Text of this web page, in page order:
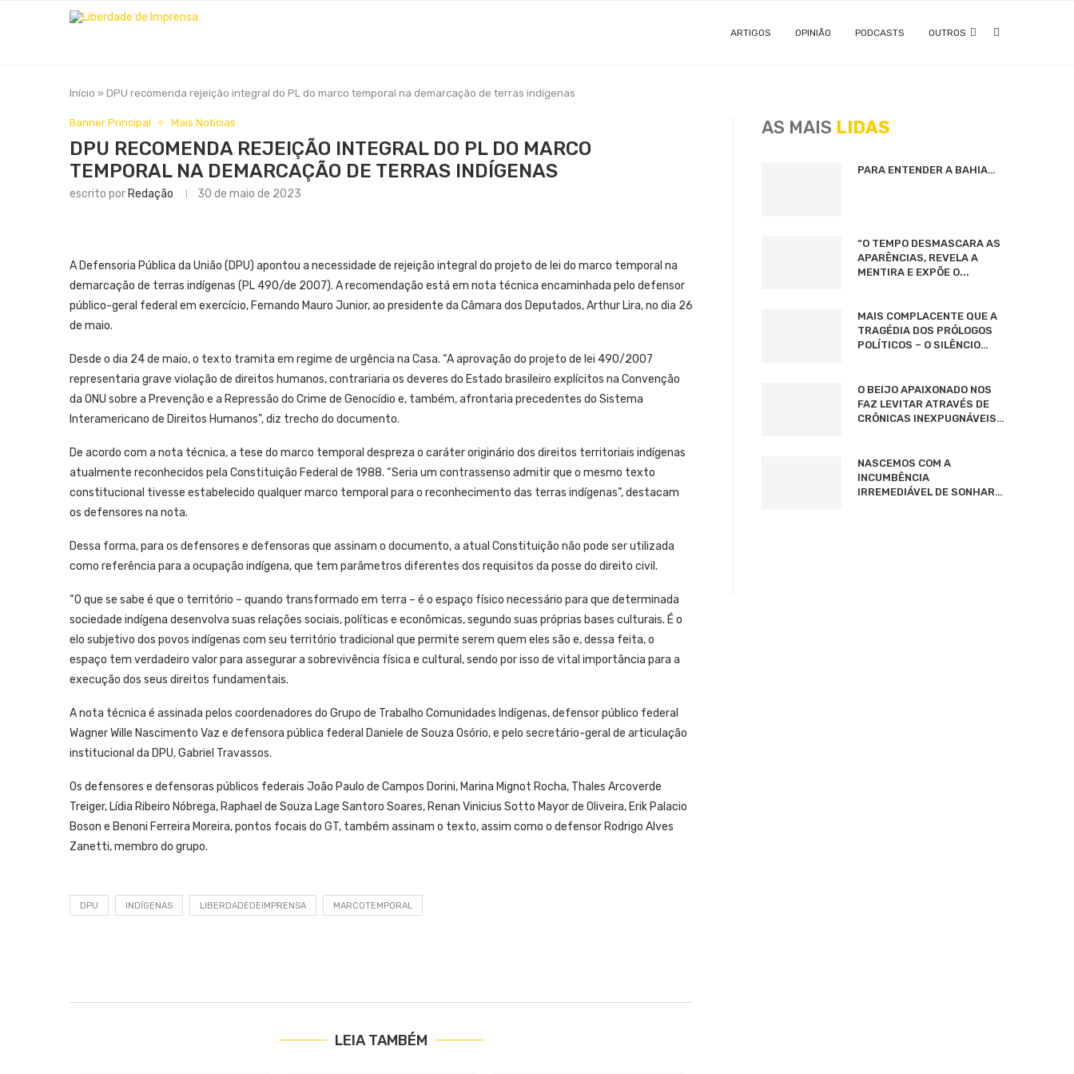
ARTIGOS OPINIÃO PODCASTS OUTROS
Início » DPU recomenda rejeição integral do PL do marco temporal na demarcação de terras indígenas
Banner Principal Mais Notícias
DPU RECOMENDA REJEIÇÃO INTEGRAL DO PL DO MARCO
TEMPORAL NA DEMARCAÇÃO DE TERRAS INDÍGENAS
escrito por Redação 30 de maio de 2023
A Defensoria Pública da União (DPU) apontou a necessidade de rejeição integral do projeto de lei do marco temporal na
demarcação de terras indígenas (PL 490/de 2007). A recomendação está em nota técnica encaminhada pelo defensor
público-geral federal em exercício, Fernando Mauro Junior, ao presidente da Câmara dos Deputados, Arthur Lira, no dia 26
de maio.
Desde o dia 24 de maio, o texto tramita em regime de urgência na Casa. “A aprovação do projeto de lei 490/2007
representaria grave violação de direitos humanos, contrariaria os deveres do Estado brasileiro explícitos na Convenção
da ONU sobre a Prevenção e a Repressão do Crime de Genocídio e, também, afrontaria precedentes do Sistema
Interamericano de Direitos Humanos”, diz trecho do documento.
De acordo com a nota técnica, a tese do marco temporal despreza o caráter originário dos direitos territoriais indígenas
atualmente reconhecidos pela Constituição Federal de 1988. “Seria um contrassenso admitir que o mesmo texto
constitucional tivesse estabelecido qualquer marco temporal para o reconhecimento das terras indígenas”, destacam
os defensores na nota.
Dessa forma, para os defensores e defensoras que assinam o documento, a atual Constituição não pode ser utilizada
como referência para a ocupação indígena, que tem parâmetros diferentes dos requisitos da posse do direito civil.
“O que se sabe é que o território – quando transformado em terra – é o espaço físico necessário para que determinada
sociedade indígena desenvolva suas relações sociais, políticas e econômicas, segundo suas próprias bases culturais. É o
elo subjetivo dos povos indígenas com seu território tradicional que permite serem quem eles são e, dessa feita, o
espaço tem verdadeiro valor para assegurar a sobrevivência física e cultural, sendo por isso de vital importância para a
execução dos seus direitos fundamentais.
A nota técnica é assinada pelos coordenadores do Grupo de Trabalho Comunidades Indígenas, defensor público federal
Wagner Wille Nascimento Vaz e defensora pública federal Daniele de Souza Osório, e pelo secretário-geral de articulação
institucional da DPU, Gabriel Travassos.
Os defensores e defensoras públicos federais João Paulo de Campos Dorini, Marina Mignot Rocha, Thales Arcoverde
Treiger, Lídia Ribeiro Nóbrega, Raphael de Souza Lage Santoro Soares, Renan Vinicius Sotto Mayor de Oliveira, Erik Palacio
Boson e Benoni Ferreira Moreira, pontos focais do GT, também assinam o texto, assim como o defensor Rodrigo Alves
Zanetti, membro do grupo.
DPU INDÍGENAS LIBERDADEDEIMPRENSA MARCOTEMPORAL
LEIA TAMBÉM
AS MAIS LIDAS
PARA ENTENDER A BAHIA…
“O TEMPO DESMASCARA AS
APARÊNCIAS, REVELA A
MENTIRA E EXPÕE O...
MAIS COMPLACENTE QUE A
TRAGÉDIA DOS PRÓLOGOS
POLÍTICOS – O SILÊNCIO…
O BEIJO APAIXONADO NOS
FAZ LEVITAR ATRAVÉS DE
CRÔNICAS INEXPUGNÁVEIS…
NASCEMOS COM A
INCUMBÊNCIA
IRREMEDIÁVEL DE SONHAR…